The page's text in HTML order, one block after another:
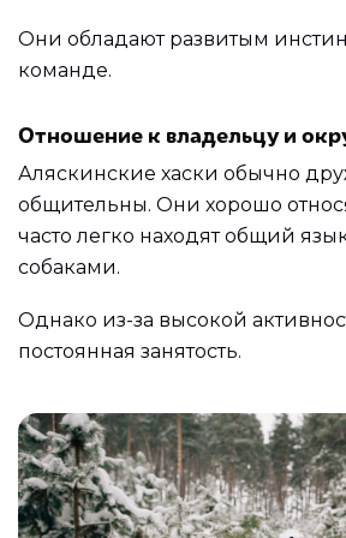
Они обладают развитым
команде.
Отношение к владельцу и
Аляскинские хаски обычно
общительны. Они хорошо
часто легко находят общий
собаками.
Однако из-за высокой
постоянная занятость.